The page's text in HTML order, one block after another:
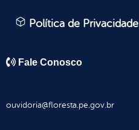
Política de Privacidade
Fale Conosco
ouvidoria@floresta.pe.gov.br